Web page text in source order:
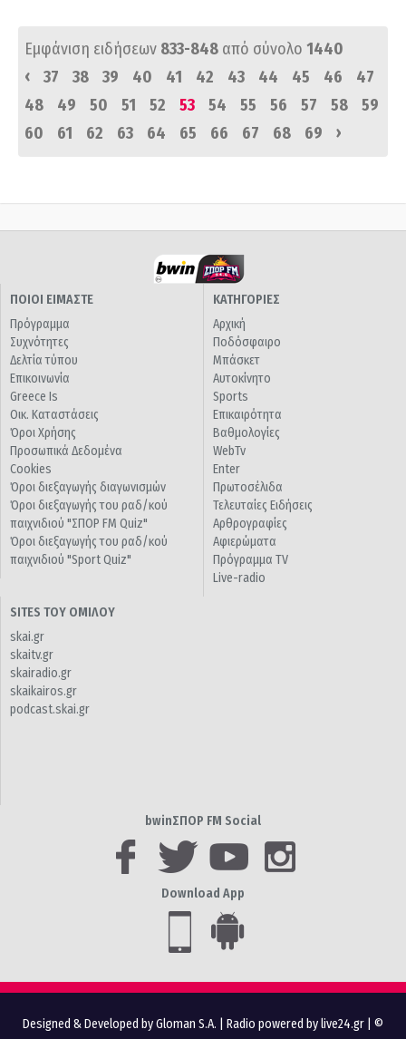
Εμφάνιση ειδήσεων 833-848 από σύνολο 1440
‹
37 38 39 40 41 42 43 44 45 46
47
48
49 50 51 52 53 54 55 56 57 58
59
60
61 62 63 64 65 66 67 68 69 ›
ΠΟΙΟΙ ΕΙΜΑΣΤΕ
Πρόγραμμα
Συχνότητες
Δελτία τύπου
Επικοινωνία
Greece Is
Οικ. Καταστάσεις
Όροι Χρήσης
Προσωπικά Δεδομένα
Cookies
Όροι διεξαγωγής διαγωνισμών
Όροι διεξαγωγής του ραδ/κού
παιχνιδιού "ΣΠΟΡ FM Quiz"
Όροι διεξαγωγής του ραδ/κού
παιχνιδιού "Sport Quiz"
ΚΑΤΗΓΟΡΙΕΣ
Αρχική
Ποδόσφαιρο
Μπάσκετ
Αυτοκίνητο
Sports
Επικαιρότητα
Βαθμολογίες
WebTv
Enter
Πρωτοσέλιδα
Τελευταίες Ειδήσεις
Αρθρογραφίες
Αφιερώματα
Πρόγραμμα TV
Live-radio
SITES ΤΟΥ ΟΜΙΛΟΥ
skai.gr
skaitv.gr
skairadio.gr
skaikairos.gr
podcast.skai.gr
bwinΣΠΟΡ FM Social
Download App
Designed & Developed by Gloman S.A. Radio powered by live24.gr | ©